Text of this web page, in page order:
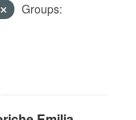
Groups: